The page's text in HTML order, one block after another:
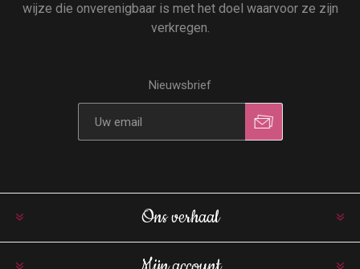
wijze die onverenigbaar is met het doel waarvoor ze zijn
verkregen.
Nieuwsbrief
Ons verhaal